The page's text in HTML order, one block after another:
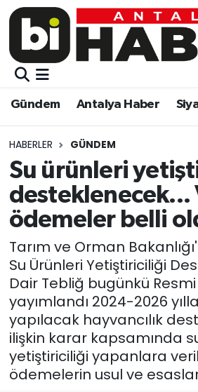
Gündem Antalya Haber
HABERLER GÜNDEM
Su ürünleri
desteklenecek...
ödemeler belli
Tarım ve Orman
Su Ürünleri Yetiştiriciliği
Dair Tebliğ bugünkü
yayımlandı 2024-2026
yapılacak hayvancılık
ilişkin karar kapsamında
yetiştiriciliği yapanlara
ödemelerin usul ve
Gündem
Siyaset
Ekonomi
Video
Eğitim
Kültür-sanat
Sağlık
Spor
Teknoloji
Gündem
Siyaset
Eğitim
Ekonomi
Kültür-sanat
Sağlık
Spor
Teknoloji
Yaşam
Muratpaşa Nöbetçi
Muratpaşa Trafik
Süper Lig Puan Durumu
Tüm Manşetler
Son Dakika Haberleri
Haber Arşivi